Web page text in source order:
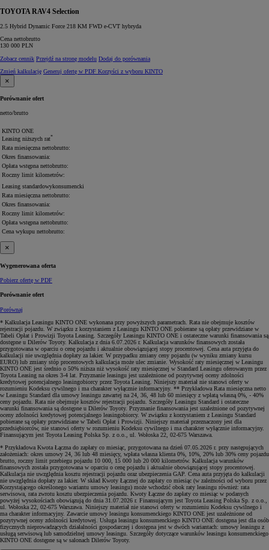
TOYOTA RAV4 Selection
2.5 Hybrid Dynamic Force 218 KM FWD e-CVT hybryda
Cena nettobrutto
130 000 PLN
Zobacz cennik Przejdź na stronę modelu Dodaj do porównania
Zmień kalkulację Generuj ofertę w PDF Korzyści z wyboru KINTO
×
Porównanie ofert
netto/brutto
KINTO ONE
Leasing niższych rat*
Rata miesięczna nettobrutto:
Okres finansowania:
Opłata wstępna nettobrutto:
Roczny limit kilometrów:
Leasing standardowykonsumencki
Rata miesięczna nettobrutto:
Okres finansowania:
Roczny limit kilometrów:
Opłata wstępna nettobrutto:
Cena wykupu nettobrutto:
×
Wygenerowana oferta
Pobierz ofertę w PDF
Porównanie ofert
Porównaj
* Kalkulacja Leasingu KINTO ONE wykonana przy powyższych parametrach. Rata nie obejmuje kosztów
rejestracji pojazdu. W związku z korzystaniem z Leasingu KINTO ONE pobierane są opłaty przewidziane w
Tabeli Opłat i Prowizji Toyota Leasing. Szczegóły Leasingu KINTO ONE i ostateczne warunki finansowania są
dostępne u Dilerów Toyoty. Kalkulacja z dnia 6.07.2026 r. Kalkulacja warunków finansowych została
przygotowana w oparciu o cenę pojazdu i aktualnie obowiązującej stopy procentowej. Cena auta przyjęta do
kalkulacji nie uwzględnia dopłaty za lakier. W przypadku zmiany ceny pojazdu (w wyniku zmiany kursu
EURO) lub zmiany stóp procentowych kalkulacja może ulec zmianie. Wysokość raty miesięcznej w Leasingu
KINTO ONE jest średnio o 50% niższa niż wysokość raty miesięcznej w Standard Leasingu oferowanym przez
Toyota Leasing na okres 3-4 lat. Przyznanie leasingu jest uzależnione od pozytywnej oceny zdolności
kredytowej potencjalnego leasingobiorcy przez Toyota Leasing. Niniejszy materiał nie stanowi oferty w
rozumieniu Kodeksu cywilnego i ma charakter wyłącznie informacyjny. ** Przykładowa Rata miesięczna netto
w Leasingu Standard dla umowy leasingu zawartej na 24, 36, 48 lub 60 miesięcy z wpłatą własną 0%, - 40%
ceny pojazdu. Rata nie obejmuje kosztów rejestracji pojazdu. Szczegóły Leasingu Standard i ostateczne
warunki finansowania są dostępne u Dilerów Toyoty. Przyznanie finansowania jest uzależnione od pozytywnej
oceny zdolności kredytowej potencjalnego leasingobiorcy. W związku z korzystaniem z Leasingu Standard
pobierane są opłaty przewidziane w Tabeli Opłat i Prowizji. Niniejszy materiał przeznaczony jest dla
przedsiębiorców, nie stanowi oferty w rozumieniu Kodeksu cywilnego i ma charakter wyłącznie informacyjny.
Finansującym jest Toyota Leasing Polska Sp. z o.o., ul. Wołoska 22, 02-675 Warszawa.
* Przykładowa Kwota Łączna do zapłaty co miesiąc, przygotowana na dzień 07.05.2026 r. przy następujących
założeniach: okres umowy 24, 36 lub 48 miesięcy, wpłata własna klienta 0%, 10%, 20% lub 30% ceny pojazdu
brutto, roczny limit przebiegu pojazdu 10 000, 15 000 lub 20 000 kilometrów. Kalkulacja warunków
finansowych została przygotowana w oparciu o cenę pojazdu i aktualnie obowiązującej stopy procentowej.
Kalkulacja nie uwzględnia kosztu rejestracji pojazdu oraz ubezpieczenia GAP. Cena auta przyjęta do kalkulacji
nie uwzględnia dopłaty za lakier. W skład Kwoty Łącznej do zapłaty co miesiąc (w zależności od wyboru przez
Korzystającego określonego wariantu umowy leasingu) może wchodzić obok raty leasingu również: rata
serwisowa, rata zwrotu kosztu ubezpieczenia pojazdu. Kwoty Łączne do zapłaty co miesiąc w podanych
powyżej wysokościach obowiązują do dnia 31.07.2026 r. Finansującym jest Toyota Leasing Polska Sp. z o.o.,
ul. Wołoska 22, 02-675 Warszawa. Niniejszy materiał nie stanowi oferty w rozumieniu Kodeksu cywilnego i
ma charakter informacyjny. Zawarcie umowy leasingu konsumenckiego KINTO ONE jest uzależnione od
pozytywnej oceny zdolności kredytowej. Usługa leasingu konsumenckiego KINTO ONE dostępna jest dla osób
fizycznych nieprowadzących działalności gospodarczej i dostępna jest w dwóch wariantach: umowy leasingu z
usługą serwisową lub samodzielnej umowy leasingu. Szczegóły dotyczące warunków leasingu konsumenckiego
KINTO ONE dostępne są w salonach Dilerów Toyoty.